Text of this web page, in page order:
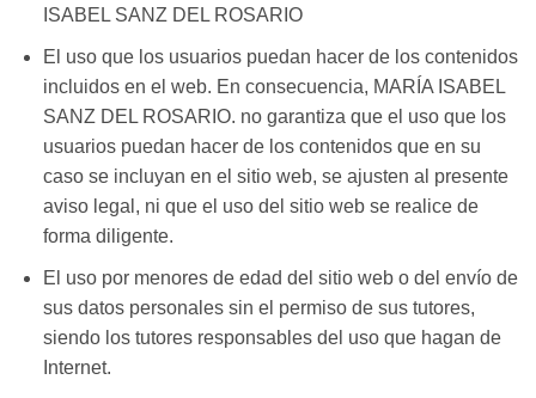
ISABEL SANZ DEL ROSARIO
El uso que los usuarios puedan hacer de los contenidos
incluidos en el web. En consecuencia, MARÍA ISABEL
SANZ DEL ROSARIO. no garantiza que el uso que los
usuarios puedan hacer de los contenidos que en su
caso se incluyan en el sitio web, se ajusten al presente
aviso legal, ni que el uso del sitio web se realice de
forma diligente.
El uso por menores de edad del sitio web o del envío de
sus datos personales sin el permiso de sus tutores,
siendo los tutores responsables del uso que hagan de
Internet.